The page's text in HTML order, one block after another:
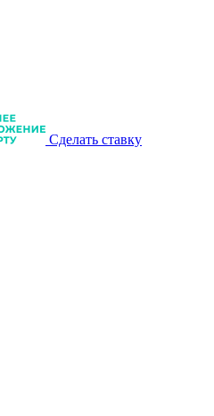
Сделать ставку